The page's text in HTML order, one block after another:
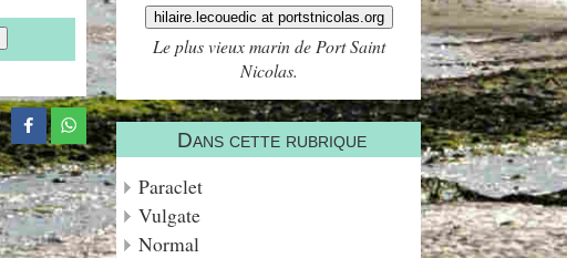
hilaire.lecouedic at portstnicolas.org
Le plus vieux marin de Port Saint
Nicolas.
Dans cette rubrique
Paraclet
Vulgate
Normal